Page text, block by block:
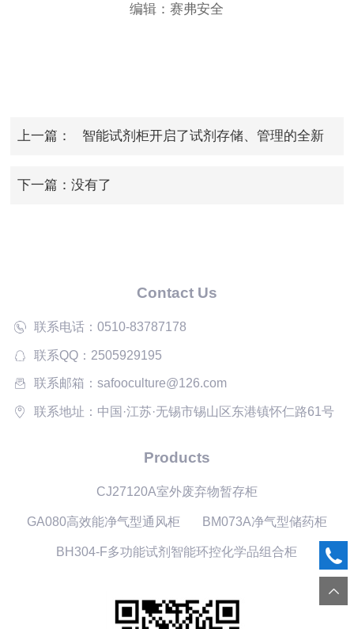
编辑：赛弗安全
上一篇： 智能试剂柜开启了试剂存储、管理的全新
下一篇：没有了
Contact Us
联系电话：0510-83787178
联系QQ：2505929195
联系邮箱：safooculture@126.com
联系地址：中国·江苏·无锡市锡山区东港镇怀仁路61号
Products
CJ27120A室外废弃物暂存柜
GA080高效能净气型通风柜 BM073A净气型储药柜
BH304-F多功能试剂智能环控化学品组合柜